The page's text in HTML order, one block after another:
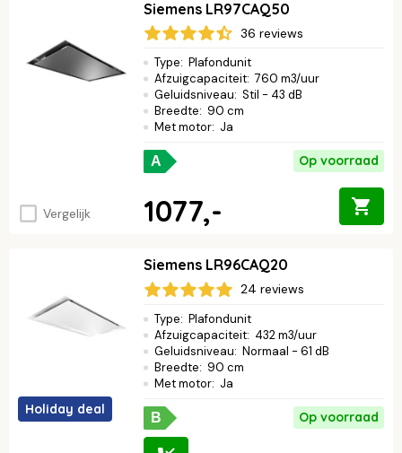
Vergelijk
Siemens LR97CAQ50
36 reviews
Type: Plafondunit
Afzuigcapaciteit: 760 m3/uur
Geluidsniveau: Stil - 43 dB
Breedte: 90 cm
Met motor: Ja
A Op voorraad
1077,-
Holiday deal
Siemens LR96CAQ20
24 reviews
Type: Plafondunit
Afzuigcapaciteit: 432 m3/uur
Geluidsniveau: Normaal - 61 dB
Breedte: 90 cm
Met motor: Ja
B Op voorraad